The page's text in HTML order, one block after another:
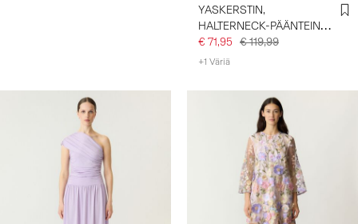
YASKERSTIN,
HALTERNECK-PÄÄNTEINEN
MAKSIMEKKO
€ 71,95 € 119,99
+1 Väriä